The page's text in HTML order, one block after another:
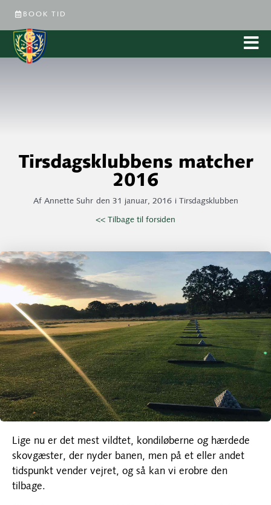
BOOK TID
Tirsdagsklubbens matcher
2016
AfAnnette Suhr den 31 januar, 2016 i Tirsdagsklubben
<< Tilbage til forsiden
Lige nu er det mest vildtet, kondiløberne og hærdede
skovgæster, der nyder banen, men på et eller andet
tidspunkt vender vejret, og så kan vi erobre den
tilbage.